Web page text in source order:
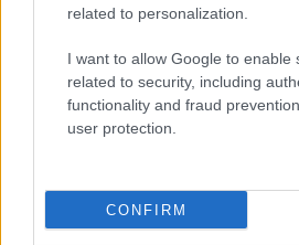
related to personalization.
I want to allow Google to enable
related to security, including
functionality and fraud
user protection.
CONFIRM